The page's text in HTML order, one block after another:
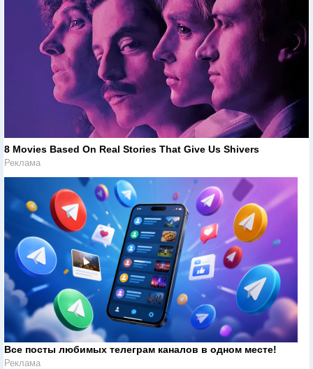
8 Movies Based On Real Stories That Give Us Shivers
Реклама
Все посты любимых телеграм каналов в одном месте!
Реклама